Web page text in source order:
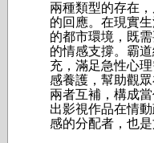
兩種類型的存在
的回應。在現實
的都市環境，既
的情感支撐。霸
充，滿足急性心
感養護，幫助觀
兩者互補，構成
出影視作品在情
感的分配者，也是